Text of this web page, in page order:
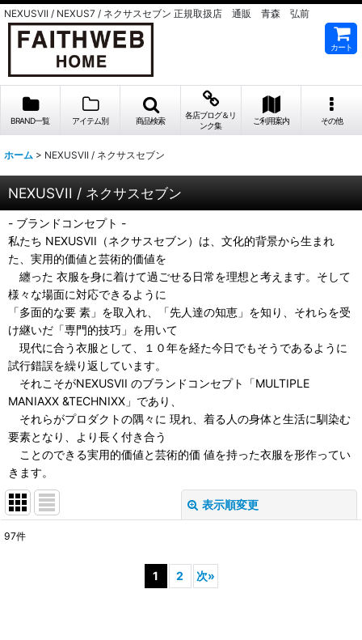
NEXUSVII / NEXUS7 / ネクサスセブン 正規取扱店 通販 青森 弘前
カート
BRAND一覧 アイテム別 商品検索
各店ブログ＆リ
ンク集
ご利用案内 その他
ホーム > NEXUSVII / ネクサスセブン
NEXUSVII / ネクサスセブン
- ブランドコンセプト -
私たち NEXUSVII（ネクサスセブン）は、文化的背景から生まれ
た、実用的価値と芸術的価値を
纏った 衣服を身に着けて過ごせる日常を理想と考えます。そして
様々な場面に対応できるように
「多面的な要 素」を取入れ、「先人達の知恵」を知り、それらを受
け継いだ「専門的技巧」を用いて
現代に合う衣服として、１０年を経た今日でもそうであるように
試行錯誤を繰り返しています。
それこそがNEXUSVII のブランドコンセプト「MULTIPLE
MANIAXX &TECHNIXX」であり、
それらがプロダクトの隅々に 現れ、着る人の身体と生活に馴染む
要素となり、より長く付き合う
ことのできる実用的価値と芸術的価 値を持った衣服を形作ってい
きます。
表示順変更
97件
1 2 次»